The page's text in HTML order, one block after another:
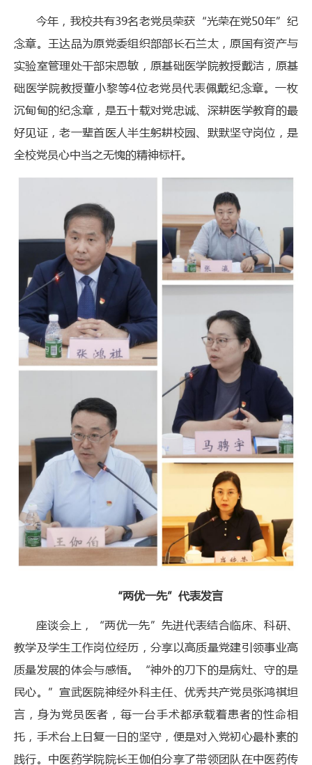
今年，我校共有39名老党员荣获“光荣在党50年”纪
念章。王达品为原党委组织部部长石兰太，原国有资产与
实验室管理处干部宋恩敏，原基础医学院教授戴洁，原基
础医学院教授董小黎等4位老党员代表佩戴纪念章。一枚
沉甸甸的纪念章，是五十载对党忠诚、深耕医学教育的最
好见证，老一辈首医人半生躬耕校园、默默坚守岗位，是
全校党员心中当之无愧的精神标杆。
“两优一先”代表发言
座谈会上，“两优一先”先进代表结合临床、科研、
教学及学生工作岗位经历，分享以高质量党建引领事业高
质量发展的体会与感悟。“神外的刀下的是病灶、守的是
民心。”宣武医院神经外科主任、优秀共产党员张鸿祺坦
言，身为党员医者，每一台手术都承载着患者的性命相
托，手术台上日复一日的坚守，便是对入党初心最朴素的
践行。中医药学院院长王伽伯分享了带领团队在中医药传